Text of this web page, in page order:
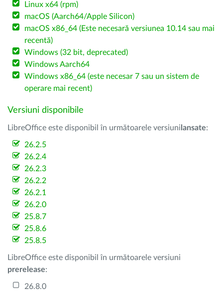
Linux x64 (rpm)
macOS (Aarch64/Apple Silicon)
macOS x86_64 (Este necesară versiunea 10.14 sau mai
recentă)
Windows (32 bit, deprecated)
Windows Aarch64
Windows x86_64 (este necesar 7 sau un sistem de
operare mai recent)
Versiuni disponibile
LibreOffice este disponibil în următoarele versiuni lansate:
26.2.5
26.2.4
26.2.3
26.2.2
26.2.1
26.2.0
25.8.7
25.8.6
25.8.5
LibreOffice este disponibil în următoarele versiuni
prerelease:
26.8.0